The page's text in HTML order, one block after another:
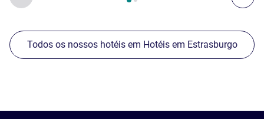
Todos os nossos hotéis em Hotéis em Estrasburgo